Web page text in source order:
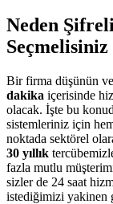
Neden
Seçmelisiniz
Bir firma düşünün ve
dakika içerisinde
olacak. İşte bu
sistemleriniz için
noktada sektörel
30 yıllık
fazla mutlu
sizler de 24 saat
istediğimizi yakinen